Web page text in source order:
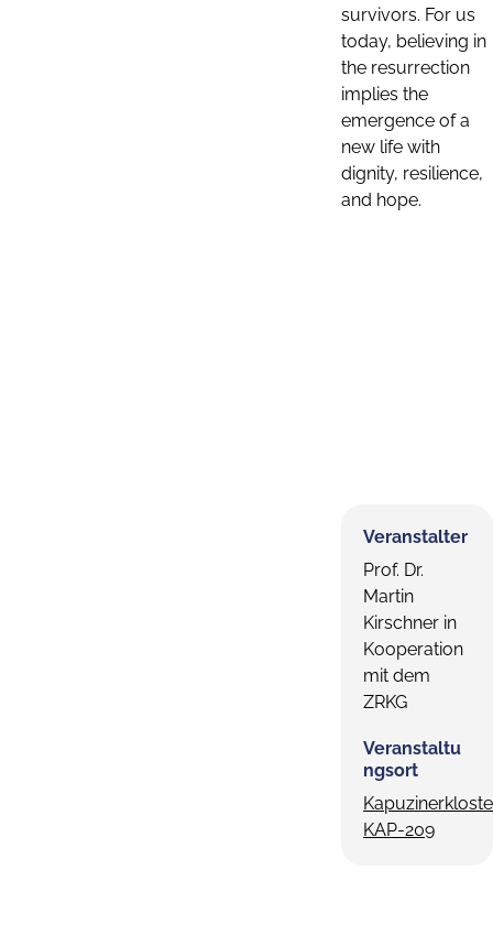
survivors. For us
today, believing in
the resurrection
implies the
emergence of a
new life with
dignity, resilience,
and hope.
Veranstalter
Prof. Dr.
Martin
Kirschner in
Kooperation
mit dem
ZRKG
Veranstaltu
ngsort
KAP-209